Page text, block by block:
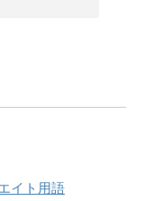
イト用語